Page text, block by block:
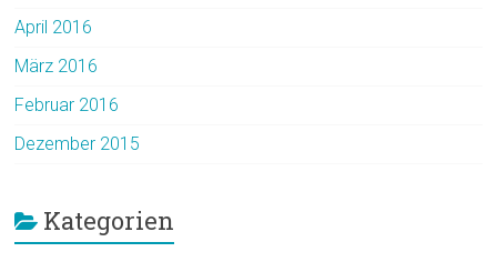
April 2016
März 2016
Februar 2016
Dezember 2015
Kategorien